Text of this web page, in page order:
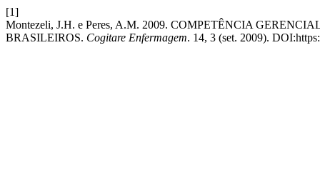
[1]
Montezeli, J.H. e Peres, A.M. 2009. COMPETÊNCIA
BRASILEIROS. Cogitare Enfermagem. 14, 3 (set. 2009).